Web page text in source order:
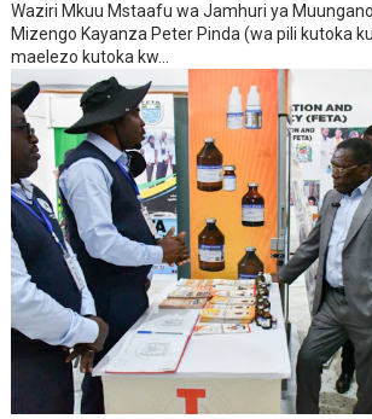
Waziri Mkuu Mstaafu wa Jamhuri ya
Mizengo Kayanza Peter Pinda (wa pili kutoka
maelezo kutoka kw...